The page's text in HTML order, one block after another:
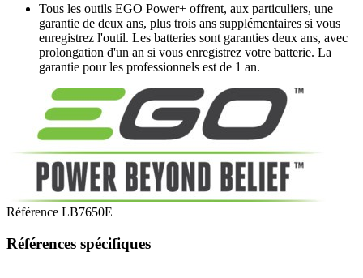
Tous les outils EGO Power+ offrent, aux particuliers, une
garantie de deux ans, plus trois ans supplémentaires si vous
enregistrez l'outil. Les batteries sont garanties deux ans, avec
prolongation d'un an si vous enregistrez votre batterie. La
garantie pour les professionnels est de 1 an.
Référence LB7650E
Références spécifiques